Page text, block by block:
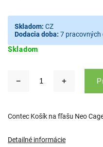
Skladom
Skladom: CZ
Dodacia doba: 7 pracovných
Contec Košík na fľašu Neo
Detailné informácie